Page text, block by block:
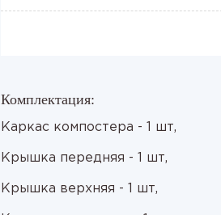
Комплектация:
Каркас компостера - 1 шт,
Крышка передняя - 1 шт,
Крышка верхняя - 1 шт,